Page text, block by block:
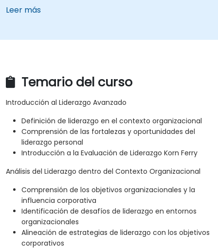
Leer más
Temario del curso
Introducción al Liderazgo Avanzado
Definición de liderazgo en el contexto organizacional
Comprensión de las fortalezas y oportunidades del
liderazgo personal
Introducción a la Evaluación de Liderazgo Korn Ferry
Análisis del Liderazgo dentro del Contexto Organizacional
Comprensión de los objetivos organizacionales y la
influencia corporativa
Identificación de desafíos de liderazgo en entornos
organizacionales
Alineación de estrategias de liderazgo con los objetivos
corporativos